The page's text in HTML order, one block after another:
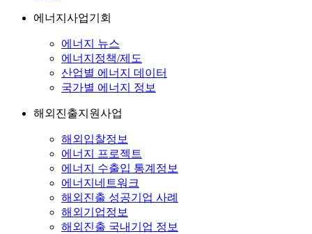
에너지사업기회
에너지 뉴스
에너지정책/제도
산업별 에너지 데이터
국가별 에너지 정보
해외진출지원사업
해외입찰정보
에너지 프로젝트
에너지 수출입 통계정보
에너지네트워크
해외진출 성공기업 사례
해외기업정보
해외진출 국내기업 정보